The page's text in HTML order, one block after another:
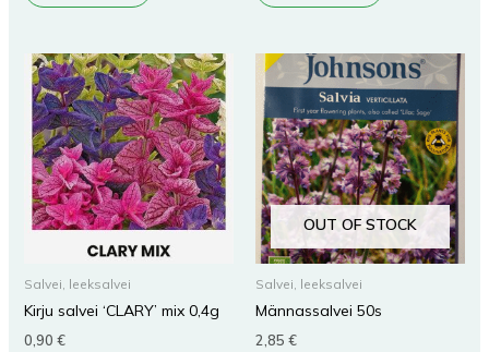
Salvei, leeksalvei
Kirju salvei ‘CLARY’ mix 0,4g
0,90 €
OUT OF STOCK
Salvei, leeksalvei
Männassalvei 50s
2,85 €